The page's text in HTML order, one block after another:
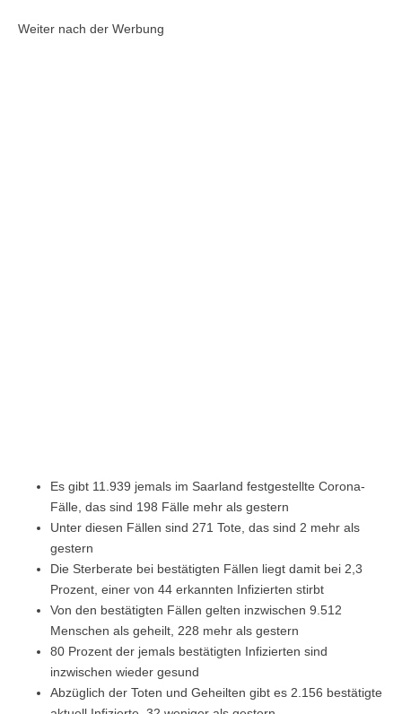
Weiter nach der Werbung
Es gibt 11.939 jemals im Saarland festgestellte Corona-
Fälle, das sind 198 Fälle mehr als gestern
Unter diesen Fällen sind 271 Tote, das sind 2 mehr als
gestern
Die Sterberate bei bestätigten Fällen liegt damit bei 2,3
Prozent, einer von 44 erkannten Infizierten stirbt
Von den bestätigten Fällen gelten inzwischen 9.512
Menschen als geheilt, 228 mehr als gestern
80 Prozent der jemals bestätigten Infizierten sind
inzwischen wieder gesund
Abzüglich der Toten und Geheilten gibt es 2.156 bestätigte